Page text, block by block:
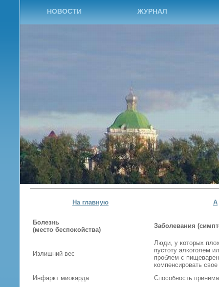
НОВОСТИ ЖУРНАЛ
На главную А
Болезнь
(место беспокойства)
Заболевания
Излишний вес
Люди, у которых
пустоту алкоголем
проблем с
компенсировать
Инфаркт миокарда
Способность